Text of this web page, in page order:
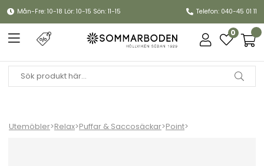
Mån-Fre: 10-18 Lör: 10-15 Sön: 11-15 Telefon: 040-45 01 11
0
Utemöbler>Relax>Puffar & Saccosäckar>Point>